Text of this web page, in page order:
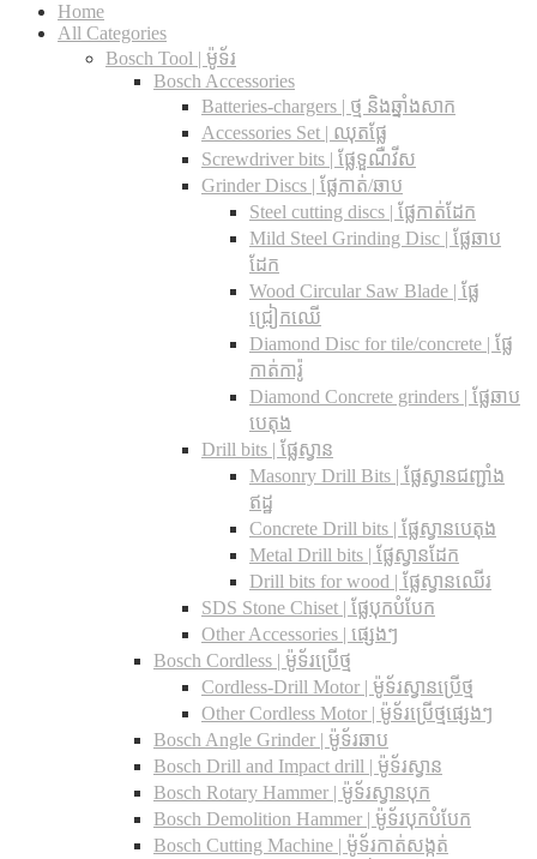
Home
All Categories
Bosch Tool | ម៉ូទ័រ
Bosch Accessories
Batteries-chargers | ថ្ម និងឆ្នាំងសាក
Accessories Set | ឈុតផ្លែ
Screwdriver bits | ផ្លែទួណឺវីស
Grinder Discs |​ ផ្លែកាត់/ឆាប
Steel cutting discs |​ ផ្លែកាត់ដែក
Mild Steel Grinding Disc | ផ្លែឆាប
ដែក
Wood Circular Saw Blade | ផ្លែ
ជ្រៀកឈើ
Diamond Disc for tile/concrete​ | ផ្លែ
កាត់ការ៉ូ
Diamond Concrete grinders | ផ្លែឆាប
បេតុង
Drill bits |​ ផ្លែស្វាន
Masonry Drill Bits |​ ផ្លែស្វានជញ្ជាំង
ឥដ្ឋ
Concrete Drill bits |​ ផ្លែស្វានបេតុង
Metal Drill bits |​ ផ្លែស្វានដែក
Drill bits for wood |​ ផ្លែស្វានឈើរ
SDS Stone Chiset |​ ផ្លែបុកបំបែក
Other Accessories | ផ្សេងៗ
Bosch Cordless | ម៉ូទ័រប្រើថ្ម
Cordless-Drill Motor | ម៉ូទ័រស្វានប្រើថ្ម
Other Cordless Motor | ម៉ូទ័រប្រើថ្មផ្សេងៗ
Bosch Angle Grinder | ម៉ូទ័រឆាប
Bosch Drill and Impact drill | ម៉ូទ័រស្វាន
Bosch Rotary Hammer | ម៉ូទ័រស្វានបុក
Bosch Demolition Hammer | ម៉ូទ័របុកបំបែក
Bosch Cutting Machine | ម៉ូទ័រកាត់សង្កត់